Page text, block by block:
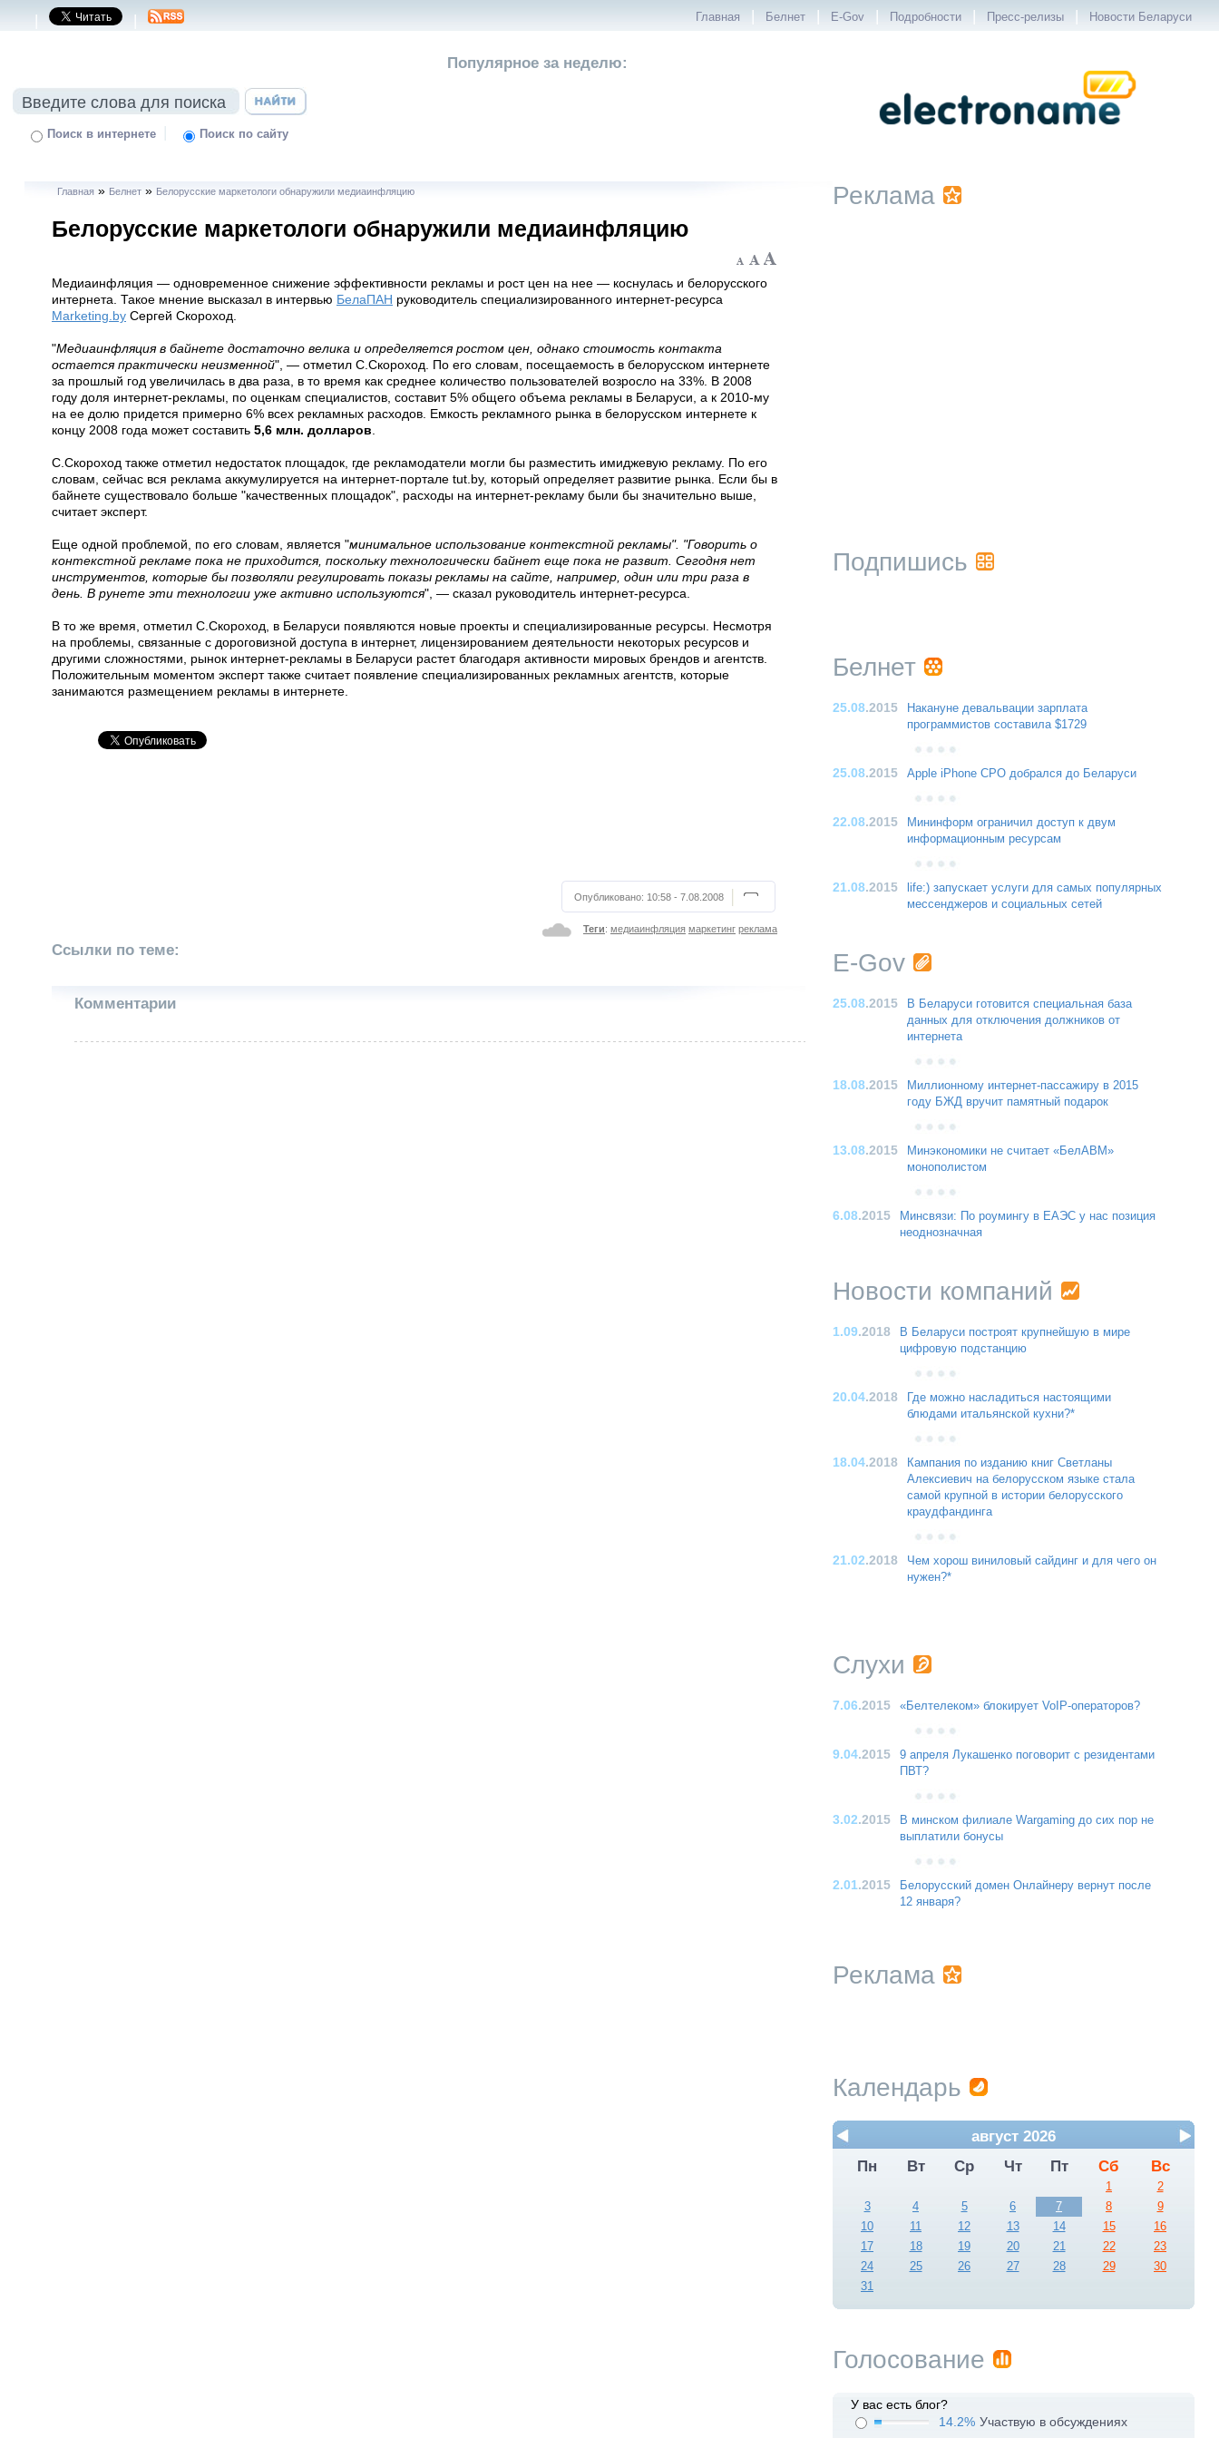
| | Главная | Белнет | E-Gov | Подробности | Пресс-релизы | Новости Беларуси
Поиск в интернете | Поиск по сайту
Популярное за неделю:
Главная » Белнет» Белорусские маркетологи обнаружили медиаинфляцию
Белорусские маркетологи обнаружили медиаинфляцию
Медиаинфляция — одновременное снижение эффективности рекламы и рост цен на нее — коснулась и белорусского
интернета. Такое мнение высказал в интервью БелаПАН руководитель специализированного интернет-ресурса
Marketing.by Сергей Скороход.
"Медиаинфляция в байнете достаточно велика и определяется ростом цен, однако стоимость контакта
остается практически неизменной", — отметил С.Скороход. По его словам, посещаемость в белорусском интернете
за прошлый год увеличилась в два раза, в то время как среднее количество пользователей возросло на 33%. В 2008
году доля интернет-рекламы, по оценкам специалистов, составит 5% общего объема рекламы в Беларуси, а к 2010-му
на ее долю придется примерно 6% всех рекламных расходов. Емкость рекламного рынка в белорусском интернете к
концу 2008 года может составить 5,6 млн. долларов
С.Скороход также отметил недостаток площадок, где рекламодатели могли бы разместить имиджевую рекламу. По его
словам, сейчас вся реклама аккумулируется на интернет-портале tut.by, который определяет развитие рынка. Если бы в
байнете существовало больше "качественных площадок", расходы на интернет-рекламу были бы значительно выше,
считает эксперт.
Еще одной проблемой, по его словам, является "минимальное использование контекстной рекламы". "Говорить о
контекстной рекламе пока не приходится, поскольку технологически байнет еще пока не развит. Сегодня нет
инструментов, которые бы позволяли регулировать показы рекламы на сайте, например, один или три раза в
день. В рунете эти технологии уже активно используются", — сказал руководитель интернет-ресурса.
В то же время, отметил С.Скороход, в Беларуси появляются новые проекты и специализированные ресурсы. Несмотря
на проблемы, связанные с дороговизной доступа в интернет, лицензированием деятельности некоторых ресурсов и
другими сложностями, рынок интернет-рекламы в Беларуси растет благодаря активности мировых брендов и агентств.
Положительным моментом эксперт также считает появление специализированных рекламных агентств, которые
занимаются размещением рекламы в интернете.
Опубликовано: 10:58 - 7.08.2008
Теги: медиаинфляция маркетинг реклама
Ссылки по теме:
Комментарии
Реклама
Подпишись
Белнет
25.08.2015
Накануне девальвации зарплата
программистов составила $1729
25.08.2015 Apple iPhone CPO добрался до Беларуси
22.08.2015
Мининформ ограничил доступ к двум
информационным ресурсам
21.08.2015
life:) запускает услуги для самых популярных
мессенджеров и социальных сетей
E-Gov
25.08.2015
В Беларуси готовится специальная база
данных для отключения должников от
интернета
18.08.2015
Миллионному интернет-пассажиру в 2015
году БЖД вручит памятный подарок
13.08.2015
Минэкономики не считает «БелАВМ»
монополистом
6.08.2015
Минсвязи: По роумингу в ЕАЭС у нас позиция
неоднозначная
Новости компаний
1.09.2018
В Беларуси построят крупнейшую в мире
цифровую подстанцию
20.04.2018
Где можно насладиться настоящими
блюдами итальянской кухни?*
18.04.2018
Кампания по изданию книг Светланы
Алексиевич на белорусском языке стала
самой крупной в истории белорусского
краудфандинга
21.02.2018
Чем хорош виниловый сайдинг и для чего он
нужен?*
Слухи
7.06.2015 «Белтелеком» блокирует VoIP-операторов?
9.04.2015
9 апреля Лукашенко поговорит с резидентами
ПВТ?
3.02.2015
В минском филиале Wargaming до сих пор не
выплатили бонусы
2.01.2015
Белорусский домен Онлайнеру вернут после
12 января?
Реклама
Календарь
август 2026
Пн
Вт Ср Чт Пт Сб Вс
1
2
3
4 5 6 7 8
9
10
11 12 13 14 15
16
17
18 19 20 21 22
23
24
25 26 27 28 29
30
31
Голосование
У вас есть блог?
14.2% Участвую в обсуждениях